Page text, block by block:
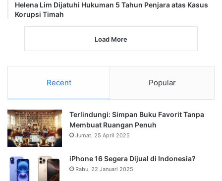
Helena Lim Dijatuhi Hukuman 5 Tahun Penjara atas Kasus
Korupsi Timah
Load More
Recent Popular
Terlindungi: Simpan Buku Favorit Tanpa
Membuat Ruangan Penuh
Jumat, 25 April 2025
iPhone 16 Segera Dijual di Indonesia?
Rabu, 22 Januari 2025